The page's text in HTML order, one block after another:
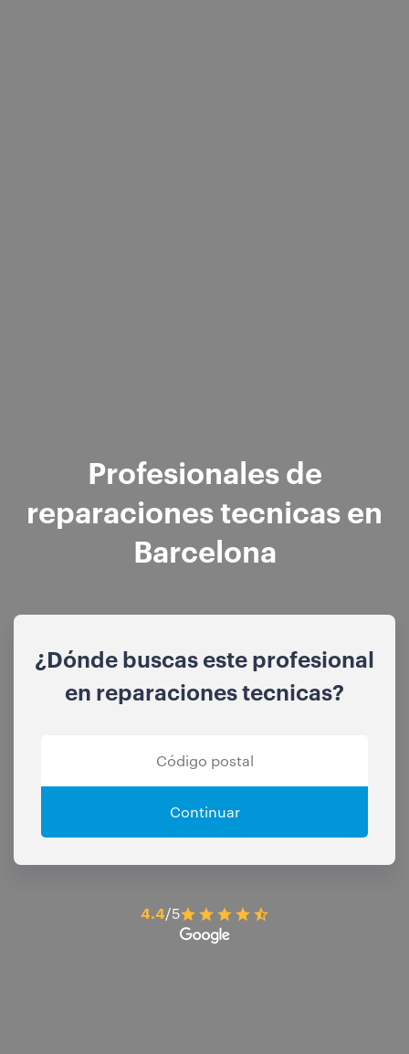
Profesionales de
reparaciones tecnicas en
Barcelona
¿Dónde buscas este profesional
en reparaciones tecnicas?
Continuar
4.4/5